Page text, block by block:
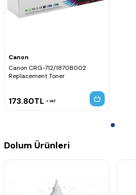
Canon
Canon CRG-712/1870B002
Replacement Toner
173.80TL VAT
Dolum Ürünleri